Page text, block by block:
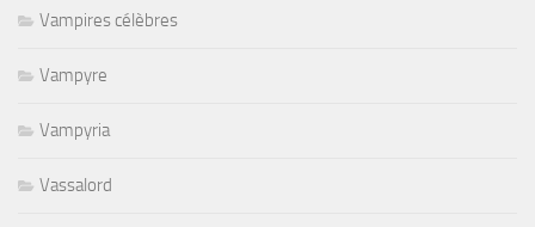
Vampires célèbres
Vampyre
Vampyria
Vassalord